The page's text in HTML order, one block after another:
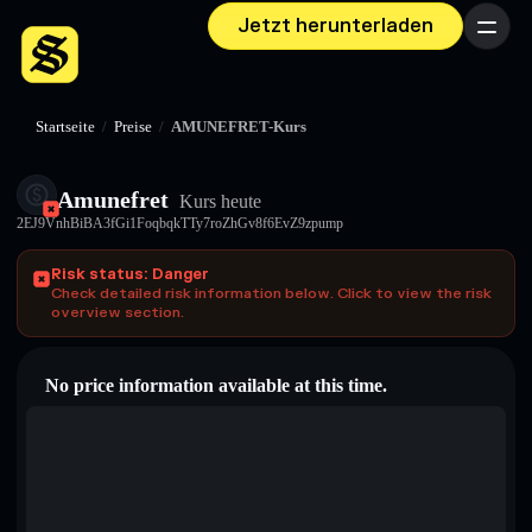
Jetzt herunterladen Menü
Startseite / Preise / AMUNEFRET-Kurs
Amunefret Kurs heute
2EJ9VnhBiBA3fGi1FoqbqkTTy7roZhGv8f6EvZ9zpump
Risk status: Danger
Check detailed risk information below. Click to view the risk
overview section.
No price information available at this time.